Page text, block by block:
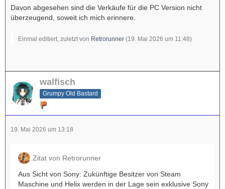
Davon abgesehen sind die Verkäufe für die PC Version nicht
überzeugend, soweit ich mich erinnere.
Einmal editiert, zuletzt von Retrorunner (19. Mai 2026 um 11:48)
walfisch
Grumpy Old Bastard
19. Mai 2026 um 13:18
Zitat von Retrorunner
Aus Sicht von Sony: Zukünftige Besitzer von Steam
Maschine und Helix werden in der Lage sein exklusive Sony